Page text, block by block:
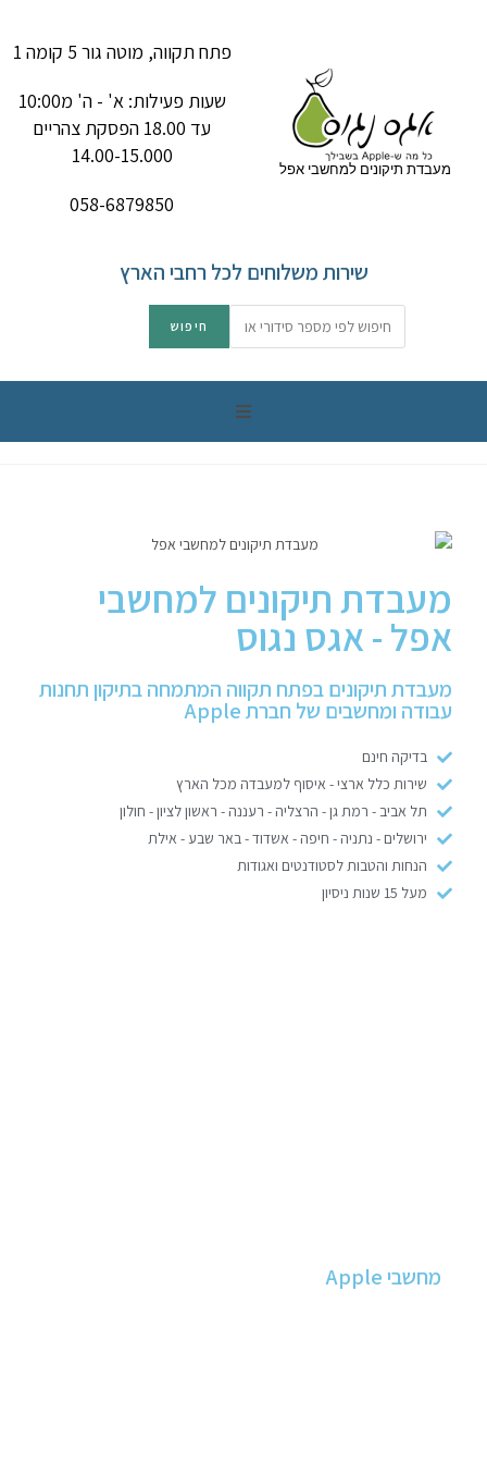
מעבדת תיקונים למחשבי אפל
פתח תקווה, מוטה גור 5 קומה 1
שעות פעילות: א' - ה' מ10:00
עד 18.00 הפסקת צהריים
14.00-15.000
058-6879850
שירות משלוחים לכל רחבי הארץ
iPad
אביזרים לApple
מחשבי אפל משומשים
חלקים למק | Apple
מעבדת תיקונים למחשבי
אפל - אגס נגוס
מעבדת תיקונים בפתח תקווה המתמחה בתיקון תחנות
עבודה ומחשבים של חברת Apple
בדיקה חינם
שירות כלל ארצי - איסוף למעבדה מכל הארץ
תל אביב - רמת גן - הרצליה - רעננה - ראשון לציון - חולון
ירושלים - נתניה - חיפה - אשדוד - באר שבע - אילת
הנחות והטבות לסטודנטים ואגודות
מעל 15 שנות ניסיון
מחשבי Apple